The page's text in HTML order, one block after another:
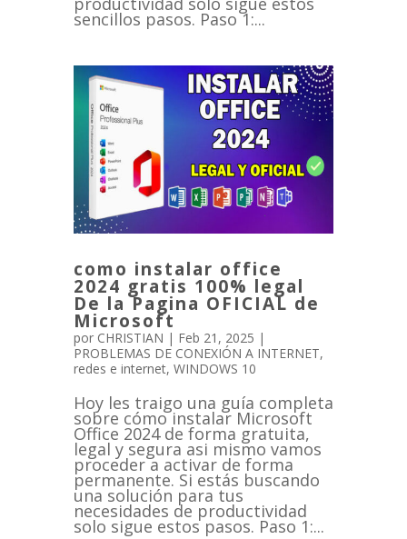
sencillos pasos. Paso 1:...
como instalar office
2024 gratis 100% legal
De la Pagina OFICIAL de
Microsoft
por CHRISTIAN | Feb 21, 2025 |
PROBLEMAS DE CONEXIÓN A INTERNET,
redes e internet, WINDOWS 10
Hoy les traigo una guía completa
sobre cómo instalar Microsoft
Office 2024 de forma gratuita,
legal y segura asi mismo vamos
proceder a activar de forma
permanente. Si estás buscando
una solución para tus
necesidades de productividad
solo sigue estos pasos. Paso 1:...